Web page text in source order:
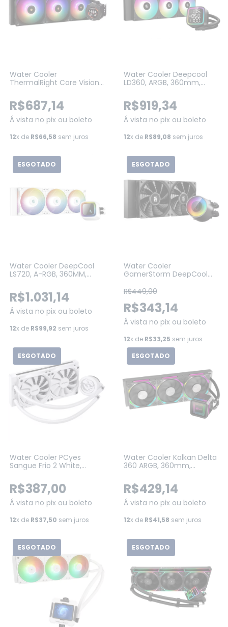
Water Cooler
ThermalRight Core Vision
PRETO
R$687,14
Á vista no pix ou boleto
12x de R$66,58 sem juros
Water Cooler Deepcool
LD360, ARGB, 360mm,
LD360-BKMSN-G-1)
R$919,34
Á vista no pix ou boleto
12x de R$89,08 sem juros
ESGOTADO
Water Cooler DeepCool
LS720, A-RGB, 360MM,
WHAMNT-G-1)
R$1.031,14
Á vista no pix ou boleto
12x de R$99,92 sem juros
ESGOTADO
Water Cooler
GamerStorm DeepCool
Intel-AMD, Black (DP-GS-
R$449,00
R$343,14
Á vista no pix ou boleto
12x de R$33,25 sem juros
ESGOTADO
Water Cooler PCyes
Sangue Frio 2 White,
(PSF2240H40WHSL)
R$387,00
Á vista no pix ou boleto
12x de R$37,50 sem juros
ESGOTADO
Water Cooler Kalkan Delta
360 ARGB, 360mm,
(KLK00051)
R$429,14
Á vista no pix ou boleto
12x de R$41,58 sem juros
ESGOTADO ESGOTADO